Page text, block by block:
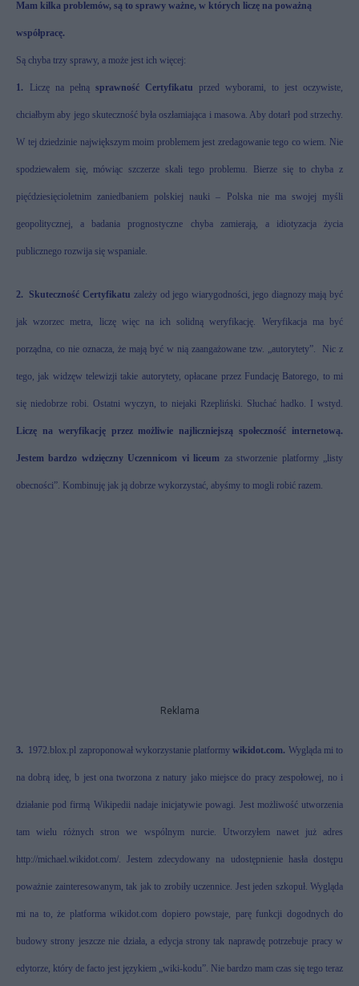
Mam kilka problemów, są to sprawy ważne, w których liczę na poważną
współpracę.
Są chyba trzy sprawy, a może jest ich więcej:
1. Liczę na pełną sprawność Certyfikatu przed wyborami, to jest oczywiste,
chciałbym aby jego skuteczność była oszłamiająca i masowa. Aby dotarł pod strzechy.
W tej dziedzinie największym moim problemem jest zredagowanie tego co wiem. Nie
spodziewałem się, mówiąc szczerze skali tego problemu. Bierze się to chyba z
pięćdziesięcioletnim zaniedbaniem polskiej nauki – Polska nie ma swojej myśli
geopolitycznej, a badania prognostyczne chyba zamierają, a idiotyzacja życia
publicznego rozwija się wspaniale.
2. Skuteczność Certyfikatu zależy od jego wiarygodności, jego diagnozy mają być
jak wzorzec metra, liczę więc na ich solidną weryfikację. Weryfikacja ma być
porządna, co nie oznacza, że mają być w nią zaangażowane tzw. „autorytety”. Nic z
tego, jak widzęw telewizji takie autorytety, opłacane przez Fundację Batorego, to mi
się niedobrze robi. Ostatni wyczyn, to niejaki Rzepliński. Słuchać hadko. I wstyd.
Liczę na weryfikację przez możliwie najliczniejszą społeczność internetową.
Jestem bardzo wdzięczny Uczennicom vi liceum za stworzenie platformy „listy
obecności”. Kombinuję jak ją dobrze wykorzystać, abyśmy to mogli robić razem.
Reklama
3. 1972.blox.pl zaproponował wykorzystanie platformywikidot.com. Wygląda mi to
na dobrą ideę, b jest ona tworzona z natury jako miejsce do pracy zespołowej, no i
działanie pod firmą Wikipedii nadaje inicjatywie powagi. Jest możliwość utworzenia
tam wielu różnych stron we wspólnym nurcie. Utworzyłem nawet już adres
http://michael.wikidot.com/ . Jestem zdecydowany na udostępnienie hasła dostępu
poważnie zainteresowanym, tak jak to zrobiły uczennice. Jest jeden szkopuł. Wygląda
mi na to, że platforma wikidot.com dopiero powstaje, parę funkcji dogodnych do
budowy strony jeszcze nie działa, a edycja strony tak naprawdę potrzebuje pracy w
edytorze, który de facto jest językiem „wiki-kodu”. Nie bardzo mam czas się tego teraz